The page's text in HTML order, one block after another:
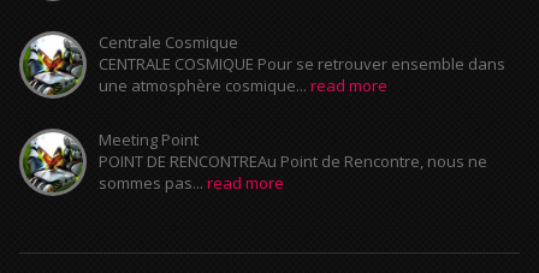
Centrale Cosmique
CENTRALE COSMIQUE Pour se retrouver ensemble dans
une atmosphère cosmique... read more
Meeting Point
POINT DE RENCONTREAu Point de Rencontre, nous ne
sommes pas... read more